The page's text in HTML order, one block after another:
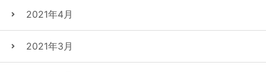
2021年4月
2021年3月